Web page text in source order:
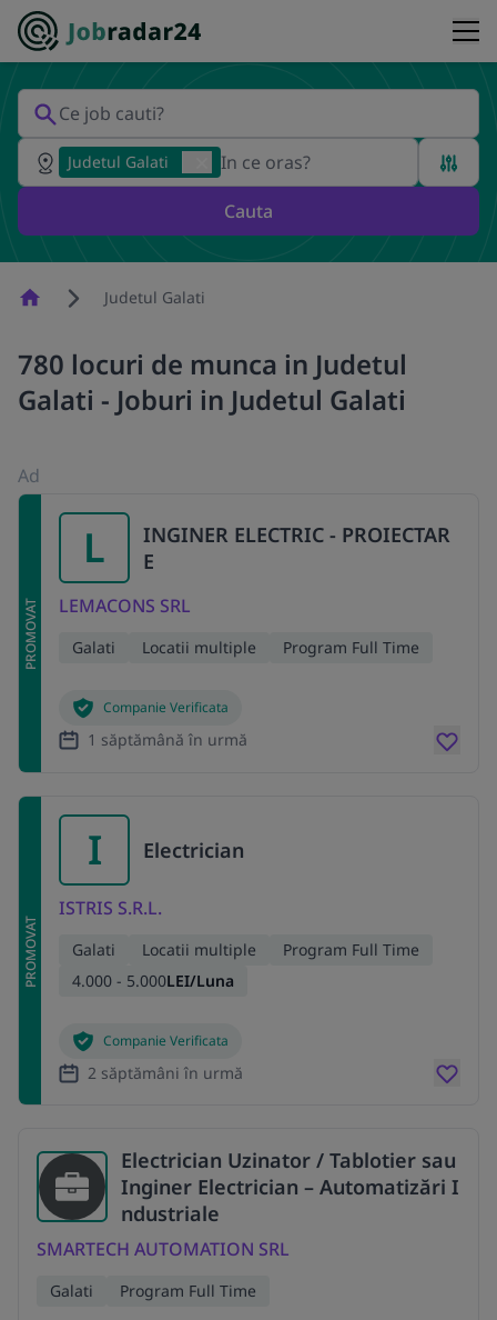
Judetul Galati
Cauta
HomepageJudetul Galati
780 locuri de munca in Judetul
Galati - Joburi in Judetul Galati
Ad
PROMOVAT
L
INGINER ELECTRIC - PROIECTAR
E
LEMACONS SRL
Galati Locatii multiple Program Full Time
Companie Verificata
1 săptămână în urmă
PROMOVAT
I Electrician
ISTRIS S.R.L.
Galati Locatii multiple
Program Full Time
4.000 - 5.000LEI/Luna
Companie Verificata
2 săptămâni în urmă
Electrician Uzinator / Tablotier sau
Inginer Electrician – Automatizări I
ndustriale
SMARTECH AUTOMATION SRL
Galati Program Full Time